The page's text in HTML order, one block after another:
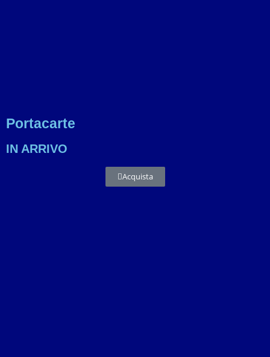
Portacarte
IN ARRIVO
Acquista